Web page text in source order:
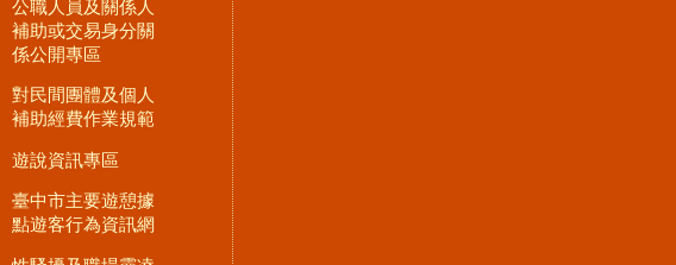
公職人員及關係人
補助或交易身分關
係公開專區
對民間團體及個人
補助經費作業規範
遊說資訊專區
臺中市主要遊憩據
點遊客行為資訊網